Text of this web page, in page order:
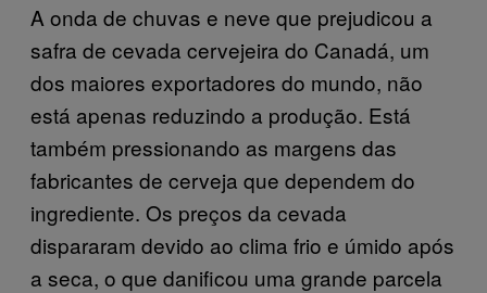
A onda de chuvas e neve que prejudicou a
safra de cevada cervejeira do Canadá, um
dos maiores exportadores do mundo, não
está apenas reduzindo a produção. Está
também pressionando as margens das
fabricantes de cerveja que dependem do
ingrediente. Os preços da cevada
dispararam devido ao clima frio e úmido após
a seca, o que danificou uma grande parcela